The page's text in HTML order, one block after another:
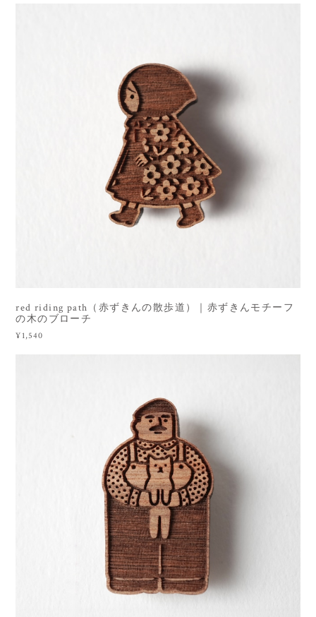
red riding path（赤ずきんの散歩道）｜赤ずきんモチーフ
の木のブローチ
¥1,540